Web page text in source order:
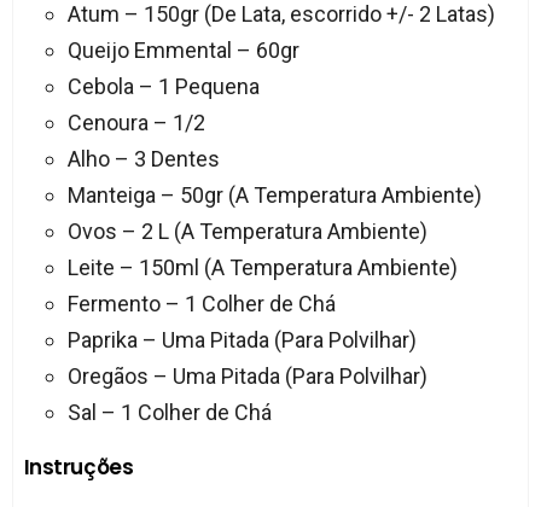
Atum – 150gr (De Lata, escorrido +/- 2 Latas)
Queijo Emmental – 60gr
Cebola – 1 Pequena
Cenoura – 1/2
Alho – 3 Dentes
Manteiga – 50gr (A Temperatura Ambiente)
Ovos – 2 L (A Temperatura Ambiente)
Leite – 150ml (A Temperatura Ambiente)
Fermento – 1 Colher de Chá
Paprika – Uma Pitada (Para Polvilhar)
Oregãos – Uma Pitada (Para Polvilhar)
Sal – 1 Colher de Chá
Instruções